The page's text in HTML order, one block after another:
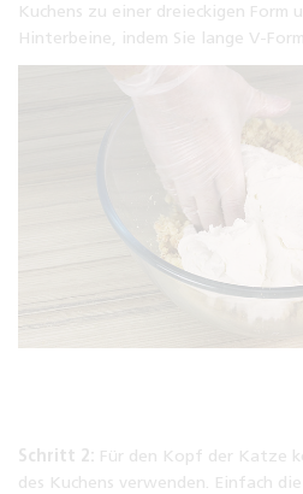
Kuchens zu einer dreieckigen Form
Hinterbeine, indem Sie lange V-
Schritt 2: Für den Kopf der Katze
des Kuchens verwenden. Einfach